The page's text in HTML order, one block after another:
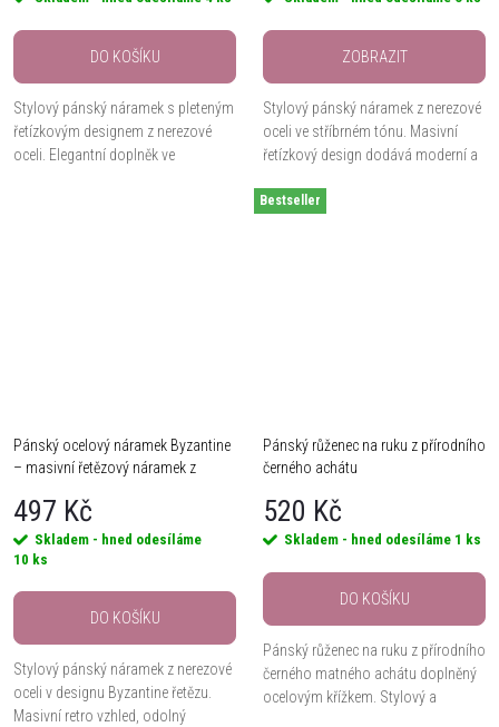
DO KOŠÍKU
Stylový pánský náramek s pleteným
řetízkovým designem z nerezové
oceli. Elegantní doplněk ve
ZOBRAZIT
Stylový pánský náramek z nerezové
oceli ve stříbrném tónu. Masivní
řetízkový design dodává moderní a
každodenní nošení.
Pánský ocelový náramek Byzantine
– masivní řetězový náramek z
497 Kč
Skladem - hned odesíláme
10 ks
DO KOŠÍKU
Stylový pánský náramek z nerezové
oceli v designu Byzantine řetězu.
Masivní retro vzhled, odolný
Bestseller
Pánský růženec na ruku z přírodního
černého achátu
520 Kč
Skladem - hned odesíláme 1 ks
DO KOŠÍKU
Pánský růženec na ruku z přírodního
černého matného achátu doplněný
ocelovým křížkem. Stylový a